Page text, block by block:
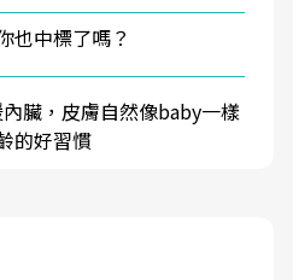
中標了嗎？
臟，皮膚自然像baby一樣
的好習慣